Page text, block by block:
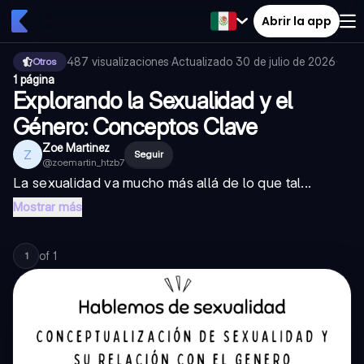
Abrir la app
Otros 487 visualizaciones·Actualizado 30 de julio de 2026·
1 página
Explorando la Sexualidad y el
Género: Conceptos Clave
Z Zoe Martinez
@zoemartin_htzb7
Seguir
La sexualidad va mucho más allá de lo que tal...
Mostrar más
1 of 1